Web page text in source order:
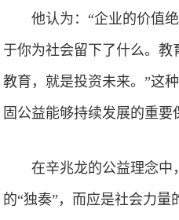
他认为：“企业的价值
于你为社会留下了什么。
教育，就是投资未来。”这
固公益能够持续发展的重要
在辛兆龙的公益理念中
的“独奏”，而应是社会力量